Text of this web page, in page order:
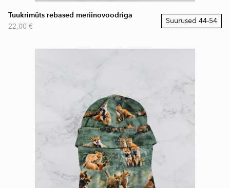
Tuukrimüts rebased meriinovoodriga
22,00 €
Suurused 44-54